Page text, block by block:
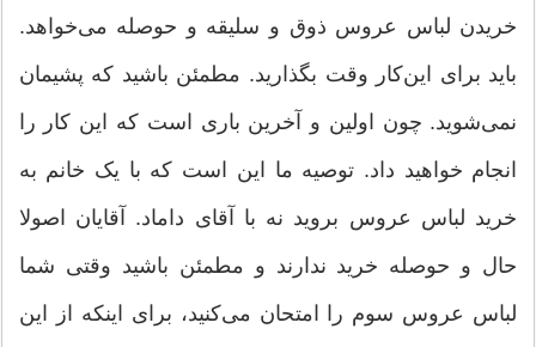
خریدن لباس عروس ذوق و سلیقه و حوصله می‌خواهد.
باید برای این‌کار وقت بگذارید. مطمئن باشید که پشیمان
نمی‌شوید. چون اولین و آخرین باری است که این کار را
انجام خواهید داد. توصیه ما این است که با یک خانم به
خرید لباس عروس بروید نه با آقای داماد. آقایان اصولا
حال و حوصله خرید ندارند و مطمئن باشید وقتی شما
لباس عروس سوم را امتحان می‌کنید، برای اینکه از این